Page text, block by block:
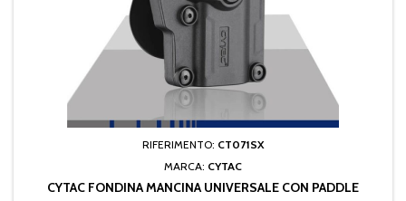
RIFERIMENTO: CT071SX
MARCA: CYTAC
CYTAC FONDINA MANCINA UNIVERSALE CON PADDLE